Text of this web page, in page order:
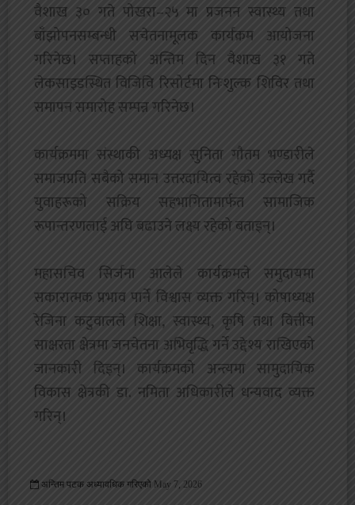
वैशाख ३० गते पोखरा–२५ मा प्रजनन स्वास्थ्य तथा
बाँझोपनसम्बन्धी सचेतनामूलक कार्यक्रम आयोजना
गरिनेछ। सप्ताहको अन्तिम दिन वैशाख ३१ गते
लेकसाइडस्थित विजिवि रिसोर्टमा निःशुल्क शिविर तथा
समापन समारोह सम्पन्न गरिनेछ।
कार्यक्रममा संस्थाकी अध्यक्ष सुनिता गौतम भण्डारीले
समाजप्रति सबैको समान उत्तरदायित्व रहेको उल्लेख गर्दै
युवाहरूको सक्रिय सहभागितामार्फत सामाजिक
रूपान्तरणलाई अघि बढाउने लक्ष्य रहेको बताइन्।
‎महासचिव सिर्जना आलेले कार्यक्रमले समुदायमा
सकारात्मक प्रभाव पार्ने विश्वास व्यक्त गरिन्। कोषाध्यक्ष
रेजिना कटुवालले शिक्षा, स्वास्थ्य, कृषि तथा वित्तीय
साक्षरता क्षेत्रमा जनचेतना अभिवृद्धि गर्ने उद्देश्य राखिएको
जानकारी दिइन्। कार्यक्रमको अन्त्यमा सामुदायिक
विकास क्षेत्रकी डा. नमिता अधिकारीले धन्यवाद व्यक्त
गरिन्।
अन्तिम पटक अध्यावधिक गरिएको May 7, 2026